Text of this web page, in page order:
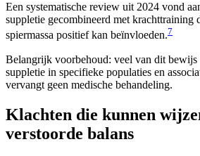
Een systematische review uit 2024 vond
suppletie gecombineerd met krachttraining
spiermassa positief kan beïnvloeden.7
Belangrijk voorbehoud: veel van dit bewijs
suppletie in specifieke populaties en
vervangt geen medische behandeling.
Klachten die kunnen
verstoorde balans